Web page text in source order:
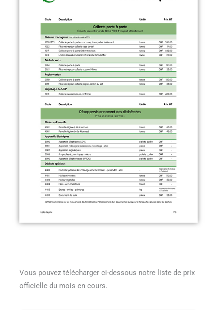
Vous pouvez télécharger ci-dessous notre liste de prix
officielle du mois en cours.